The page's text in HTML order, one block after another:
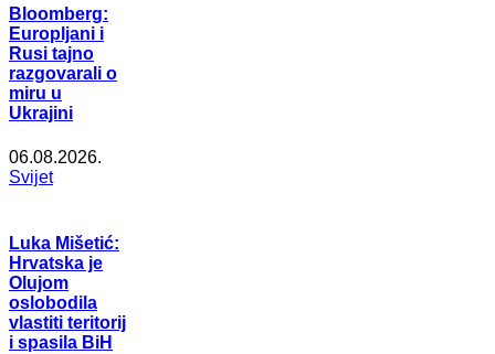
Bloomberg:
Europljani i
Rusi tajno
razgovarali o
miru u
Ukrajini
06.08.2026.
Svijet
Luka Mišetić:
Hrvatska je
Olujom
oslobodila
vlastiti teritorij
i spasila BiH